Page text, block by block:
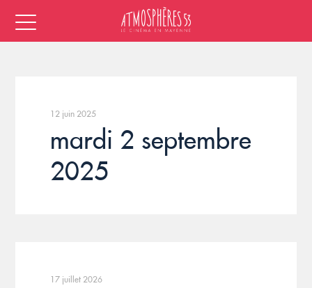
12 juin 2025
mardi 2 septembre
2025
17 juillet 2026